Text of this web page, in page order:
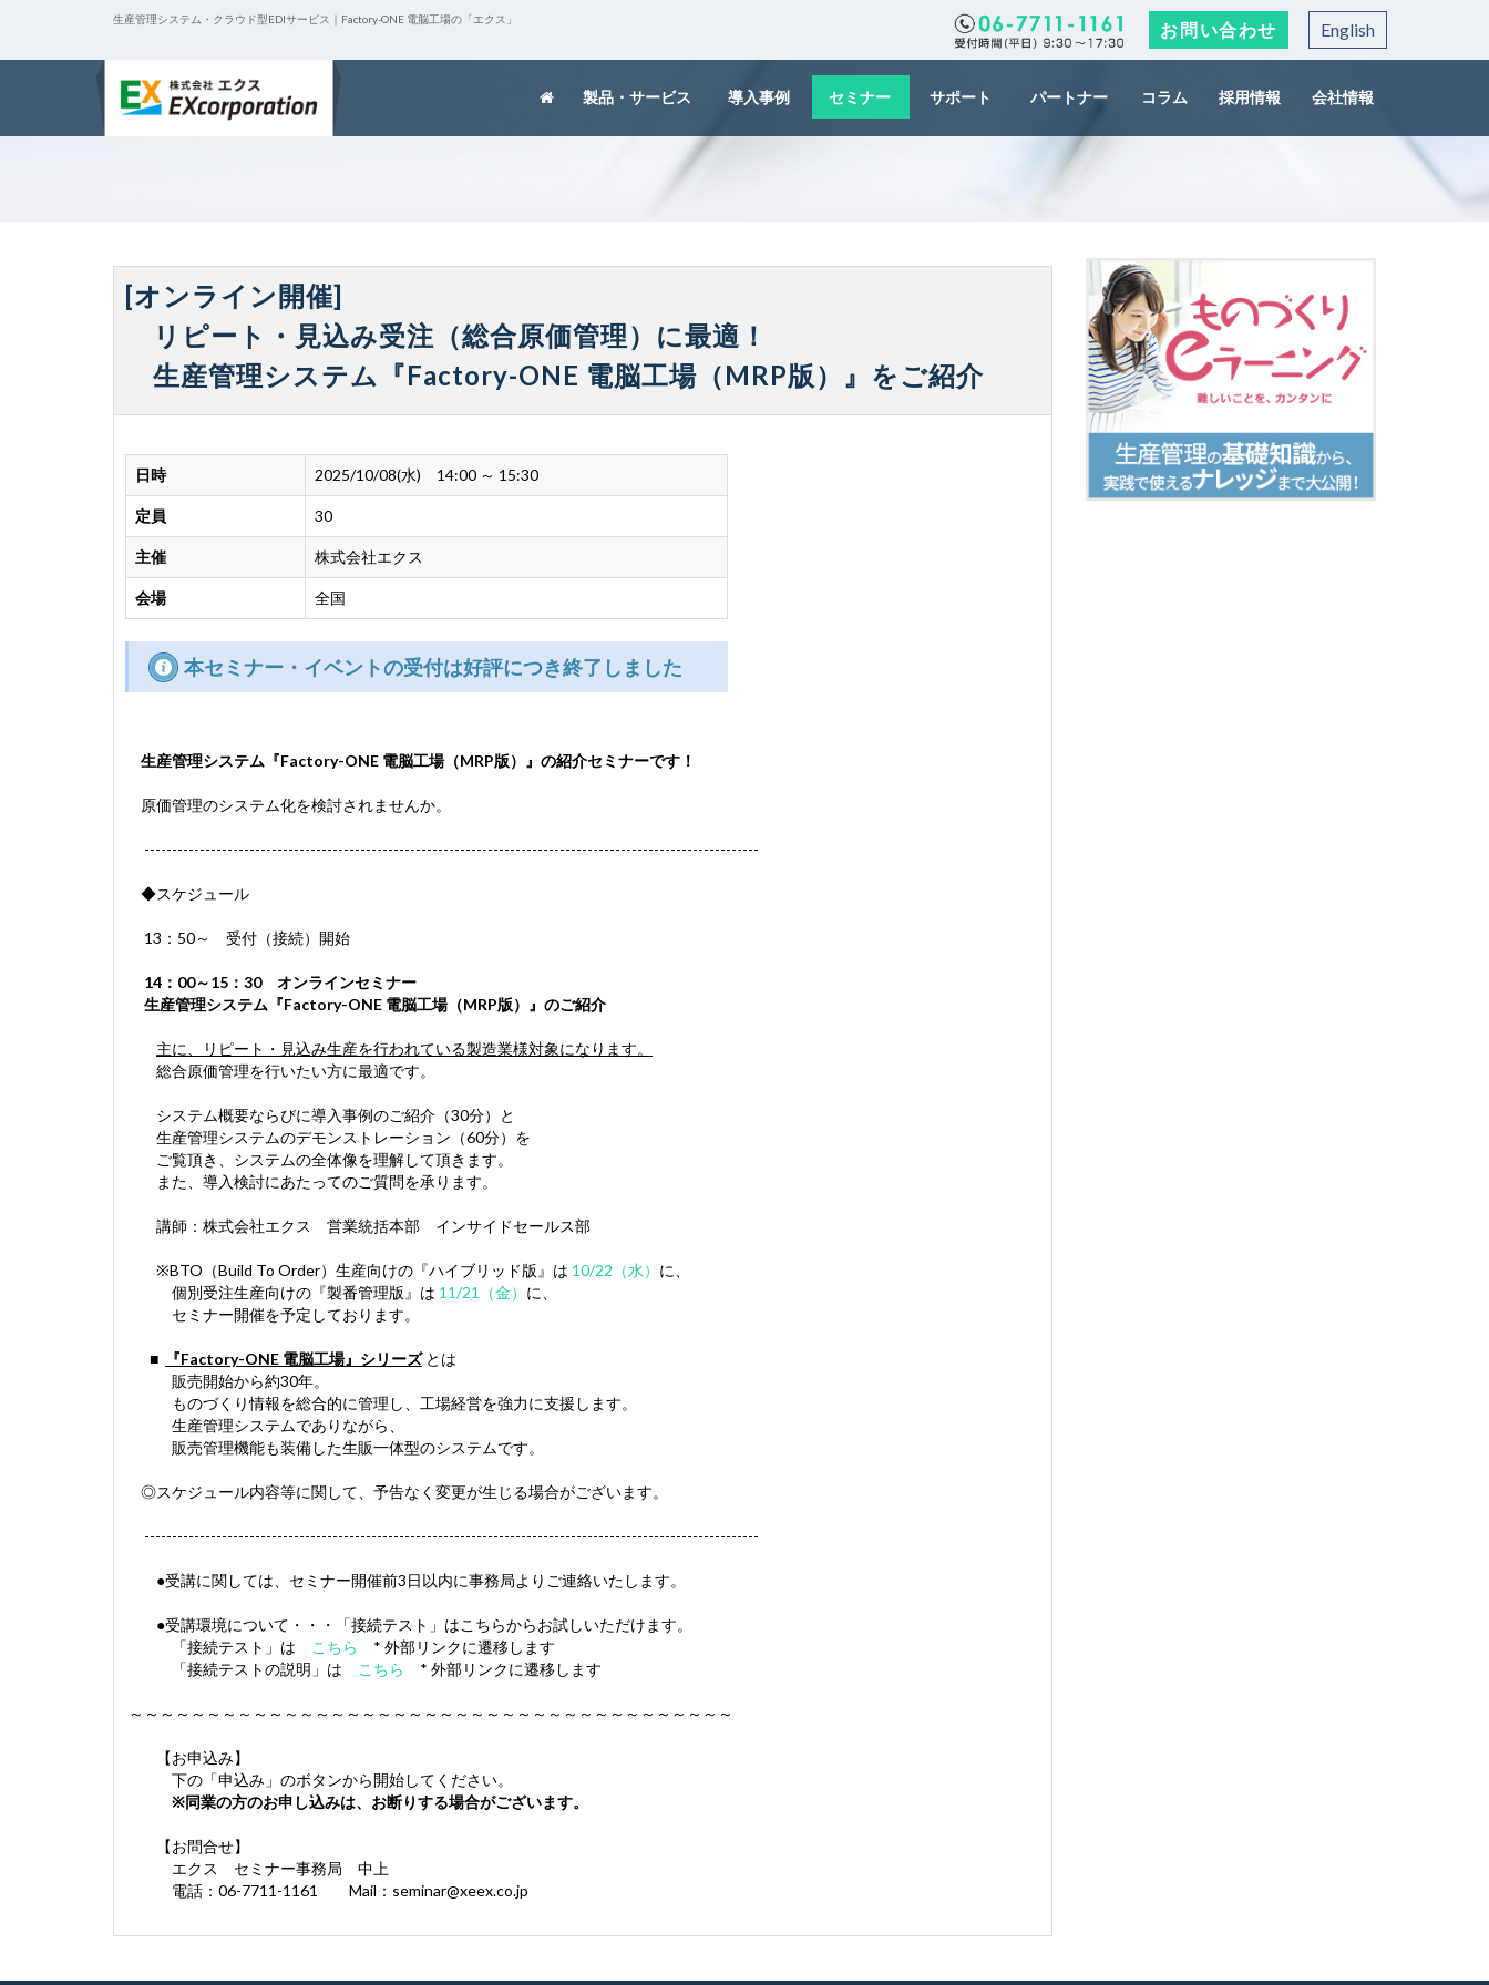
お問い合わせ English
生産管理システム・クラウド型EDIサービス｜Factory-ONE 電脳工場の「エクス」
製品・サービス 導入事例 セミナー サポート パートナー コラム 採用情報 会社情報
[オンライン開催]
リピート・見込み受注（総合原価管理）に最適！
生産管理システム『Factory-ONE 電脳工場（MRP版）』をご紹介
日時 2025/10/08(水) 14:00 ～ 15:30
定員 30
主催 株式会社エクス
会場 全国
本セミナー・イベントの受付は好評につき終了しました
生産管理システム 『Factory-ONE 電脳工場（MRP版）』の紹介セミナーです！
原価管理のシステム化を検討されませんか。
---------------------------------------------------------------------------------------------------------------
◆スケジュール
13：50～ 受付（接続）開始
14：00～15：30 オンラインセミナー
生産管理システム 『Factory-ONE 電脳工場（MRP版）』のご紹介
主に、リピート・見込み生産を行われている製造業様対象になります。
総合原価管理を行いたい方に最適です。
システム概要ならびに導入事例のご紹介（30分）と
生産管理システムのデモンストレーション（60分）を
ご覧頂き、システムの全体像を理解して頂きます。
また、導入検討にあたってのご質問を承ります。
講師：株式会社エクス 営業統括本部 インサイドセールス部
※BTO（Build To Order）生産向けの『ハイブリッド版』は 10/22（水） に、
個別受注生産向けの『製番管理版』は 11/21（金） に、
セミナー開催を予定しております。
■ 『Factory-ONE 電脳工場』シリーズとは
販売開始から約30年。
ものづくり情報を総合的に管理し、工場経営を強力に支援します。
生産管理システムでありながら、
販売管理機能も装備した生販一体型のシステムです。
◎スケジュール内容等に関して、予告なく変更が生じる場合がございます。
---------------------------------------------------------------------------------------------------------------
●受講に関しては、セミナー開催前3日以内に事務局よりご連絡いたします。
●受講環境について・・・「接続テスト」はこちらからお試しいただけます。
「接続テスト」は
こちら
* 外部リンクに遷移します
「接続テストの説明」は
こちら * 外部リンクに遷移します
～～～～～～～～～～～～～～～～～～～～～～～～～～～～～～～～～～～～～～～
【お申込み】
下の「申込み」のボタンから開始してください。
※同業の方のお申し込みは、お断りする場合がございます。
【お問合せ】
エクス セミナー事務局 中上
電話：06-7711-1161 Mail： seminar@xeex.co.jp